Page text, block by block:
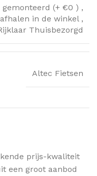
gemonteerd (+ €0 ) ,
in de winkel ,
Thuisbezorgd
Altec Fietsen
prijs-kwaliteit
een groot aanbod